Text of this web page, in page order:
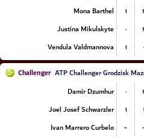
Mona Barthel
۱
Justina Mikulskyte
۰
Vendula Valdmannova
۱ ۰
Challenger ATP Challenger Grodzisk
Damir Dzumhur
۰
Joel Josef Schwarzler
۱
Ivan Marrero Curbelo
- -